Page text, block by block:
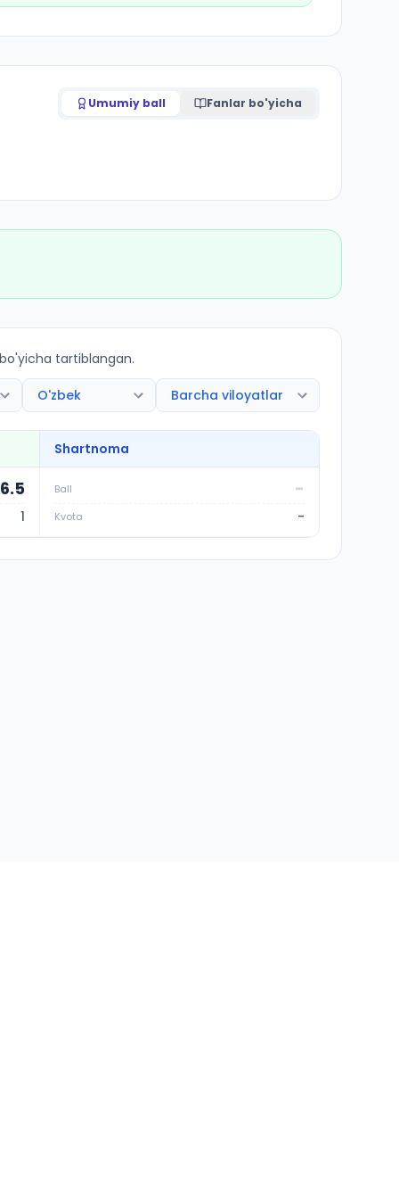
Umumiy ball Fanlar bo'yicha
tartiblangan.
Shartnoma
1
Ball -
Kvota -